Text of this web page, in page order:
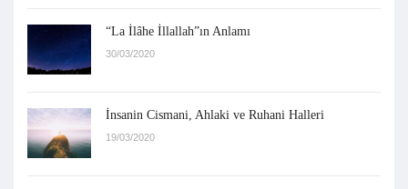
“La İlâhe İllallah”ın Anlamı
30/03/2020
İnsanin Cismani, Ahlaki ve Ruhani Halleri
19/03/2020